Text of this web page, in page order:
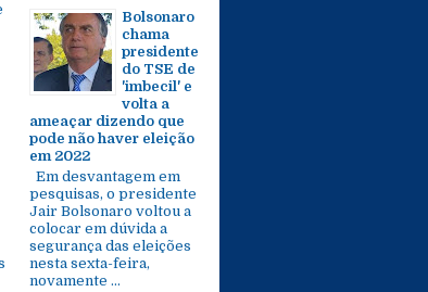
Bolsonaro
chama
presidente
do TSE de
'imbecil' e
volta a
ameaçar dizendo que
pode não haver eleição
em 2022
Em desvantagem em
pesquisas, o presidente
Jair Bolsonaro voltou a
colocar em dúvida a
segurança das eleições
nesta sexta-feira,
novamente ...